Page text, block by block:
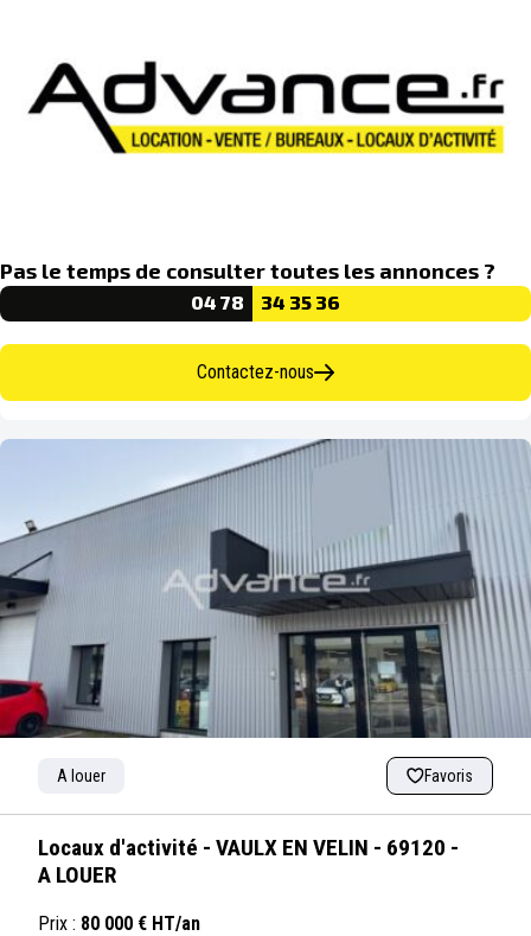
Pas le temps de consulter toutes les annonces ?
04 78 34 35 36
Contactez-nous
A louer Favoris
Locaux d'activité - VAULX EN VELIN - 69120 -
A LOUER
Prix : 80 000 € HT/an